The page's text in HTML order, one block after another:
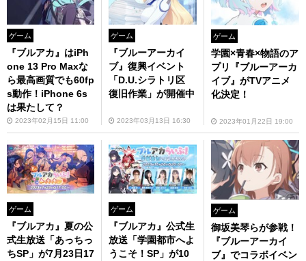
ゲーム
『ブルアカ』はiPh
one 13 Pro Maxな
ら最高画質でも60fp
s動作！iPhone 6s
は果たして？
2023年02月15日 11:00
ゲーム
『ブルーアーカイ
ブ』復興イベント
「D.U.シラトリ区
復旧作業」が開催中
2023年03月13日 16:30
ゲーム
学園×青春×物語のア
プリ『ブルーアーカ
イブ』がTVアニメ
化決定！
2023年01月22日 19:00
ゲーム
『ブルアカ』夏の公
式生放送「あっちっ
ちSP」が7月23日17
ゲーム
『ブルアカ』公式生
放送「学園都市へよ
うこそ！SP」が10
ゲーム
御坂美琴らが参戦！
『ブルーアーカイ
ブ』でコラボイベン